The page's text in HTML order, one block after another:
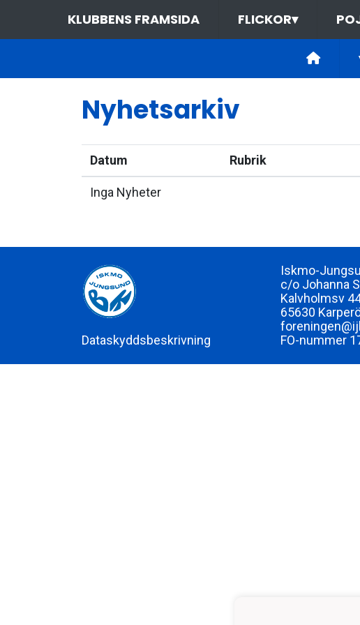
KLUBBENS FRAMSIDA FLICKOR▾
Nyhetsarkiv
Datum Rubrik
Inga Nyheter
Dataskyddsbeskrivning
Iskmo-
c/o Johanna
Kalvholmsv
65630
FO-nummer